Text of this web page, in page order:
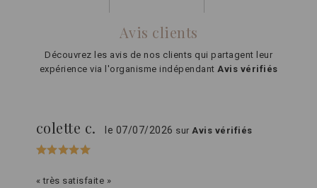
Avis clients
Découvrez les avis de nos clients qui partagent leur
expérience via l'organisme indépendant Avis vérifiés
colette c. le 07/07/2026 surAvis vérifiés
« très satisfaite »